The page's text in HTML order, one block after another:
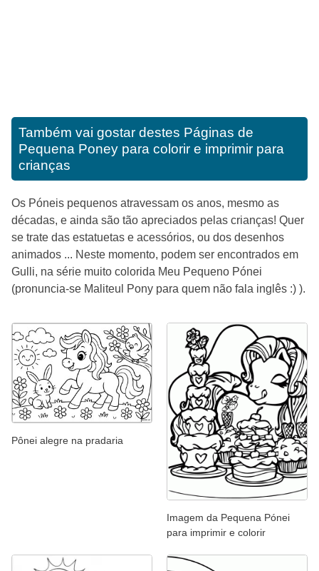
Também vai gostar destes Páginas de
Pequena Poney para colorir e imprimir para
crianças
Os Póneis pequenos atravessam os anos, mesmo as
décadas, e ainda são tão apreciados pelas crianças! Quer
se trate das estatuetas e acessórios, ou dos desenhos
animados ... Neste momento, podem ser encontrados em
Gulli, na série muito colorida Meu Pequeno Pónei
(pronuncia-se Maliteul Pony para quem não fala inglês :) ).
Pônei alegre na pradaria
Imagem da Pequena Pónei
para imprimir e colorir